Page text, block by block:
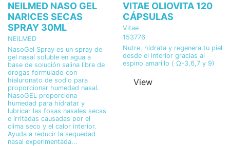
NEILMED NASO GEL
NARICES SECAS
SPRAY 30ML
NEILMED
NasoGel Spray es un spray de
gel nasal soluble en agua a
base de solución salina libre de
drogas formulado con
hialuronato de sodio para
proporcionar humedad nasal.
NasoGEL proporciona
humedad para hidratar y
lubricar las fosas nasales secas
e irritadas causadas por el
clima seco y el calor interior.
Ayuda a reducir la sequedad
nasal experimentada...
VITAE OLIOVITA 120
CÁPSULAS
Vitae
153776
Nutre, hidrata y regenera tu piel
desde el interior gracias al
espino amarillo ( Ω-3,6,7 y 9)
View